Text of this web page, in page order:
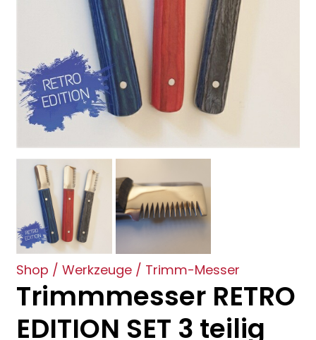
Shop / Werkzeuge / Trimm-Messer
Trimmmesser RETRO
EDITION SET 3 teilig